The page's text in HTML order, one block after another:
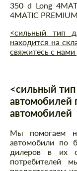
350 d Long
4MATIC
<сильный тип
находится на
свяжитесь с
<сильный
автомобилей
автомобилей
Мы помогаем
автомобили по
дилеров в их
потребителей